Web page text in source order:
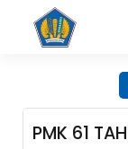
PMK 61